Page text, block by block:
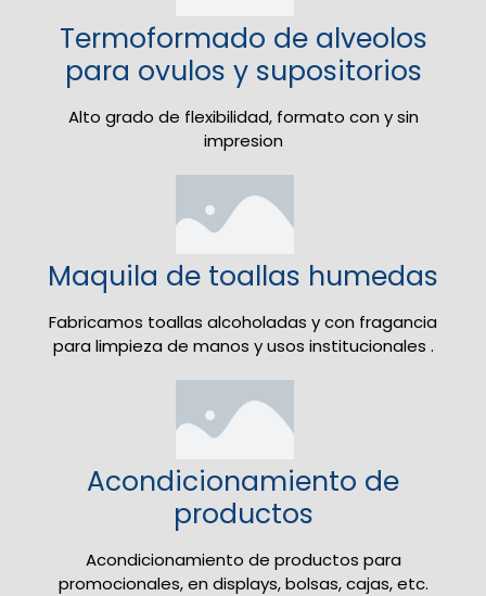
Termoformado de alveolos
para ovulos y supositorios
Alto grado de flexibilidad, formato con y sin
impresion
Maquila de toallas humedas
Fabricamos toallas alcoholadas y con fragancia
para limpieza de manos y usos institucionales .
Acondicionamiento de
productos
Acondicionamiento de productos para
promocionales, en displays, bolsas, cajas, etc.